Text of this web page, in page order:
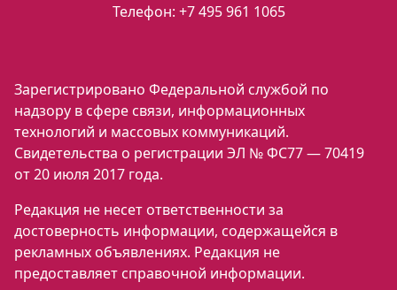
Телефон: +7 495 961 1065
Зарегистрировано Федеральной службой по
надзору в сфере связи, информационных
технологий и массовых коммуникаций.
Свидетельства о регистрации ЭЛ № ФС77 — 70419
от 20 июля 2017 года.
Редакция не несет ответственности за
достоверность информации, содержащейся в
рекламных объявлениях. Редакция не
предоставляет справочной информации.